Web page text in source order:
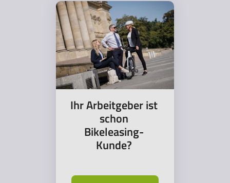
Ihr Arbeitgeber ist
schon
Bikeleasing-
Kunde?